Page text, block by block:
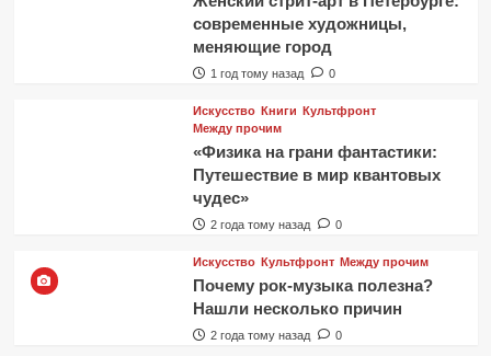
современные художницы,
меняющие город
1 год тому назад 0
Искусство Книги Культфронт
Между прочим
«Физика на грани фантастики:
Путешествие в мир квантовых
чудес»
2 года тому назад 0
Искусство Культфронт Между прочим
Почему рок-музыка полезна?
Нашли несколько причин
2 года тому назад 0